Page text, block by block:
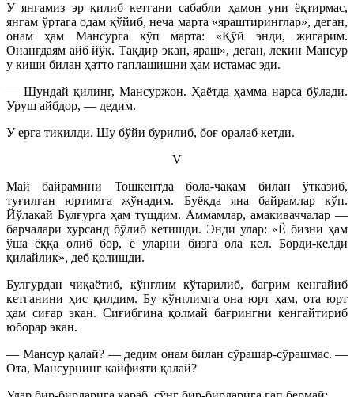
У янгамиз эр қилиб кетгани сабабли ҳамон уни ёқтирмас,
янгам ўртага одам қўйиб, неча марта «яраштиринглар», деган,
онам ҳам Мансурга кўп марта: «Қўй энди, жигарим.
Онангдаям айб йўқ. Тақдир экан, яраш», деган, лекин Мансур
у киши билан ҳатто гаплашишни ҳам истамас эди.
— Шундай қилинг, Мансуржон. Ҳаётда ҳамма нарса бўлади.
Уруш айбдор, — дедим.
У ерга тикилди. Шу бўйи бурилиб, боғ оралаб кетди.
V
Май байрамини Тошкентда бола-чақам билан ўтказиб,
туғилган юртимга жўнадим. Буёкда яна байрамлар кўп.
Йўлакай Булғурга ҳам тушдим. Аммамлар, амакиваччалар —
барчалари хурсанд бўлиб кетишди. Энди улар: «Ё бизни ҳам
ўша ёққа олиб бор, ё уларни бизга ола кел. Борди-келди
қилайлик», деб қолишди.
Булғурдан чиқаётиб, кўнглим кўтарилиб, бағрим кенгайиб
кетганини ҳис қилдим. Бу кўнглимга она юрт ҳам, ота юрт
ҳам сиғар экан. Сиғибгина қолмай бағрингни кенгайтириб
юборар экан.
— Мансур қалай? — дедим онам билан сўрашар-сўрашмас. —
Ота, Мансурнинг кайфияти қалай?